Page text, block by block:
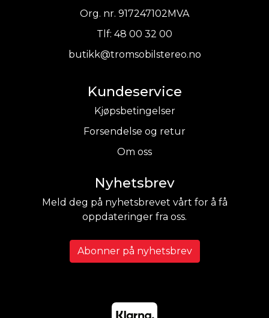
Org. nr. 917247102MVA
Tlf: 48 00 32 00
butikk@tromsobilstereo.no
Kundeservice
Kjøpsbetingelser
Forsendelse og retur
Om oss
Nyhetsbrev
Meld deg på nyhetsbrevet vårt for å få
oppdateringer fra oss.
Abonner på nyhetsbrev